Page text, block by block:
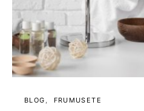
BLOG FRUMUSETE